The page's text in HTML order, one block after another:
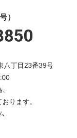
）
八丁目23番39号
ります。